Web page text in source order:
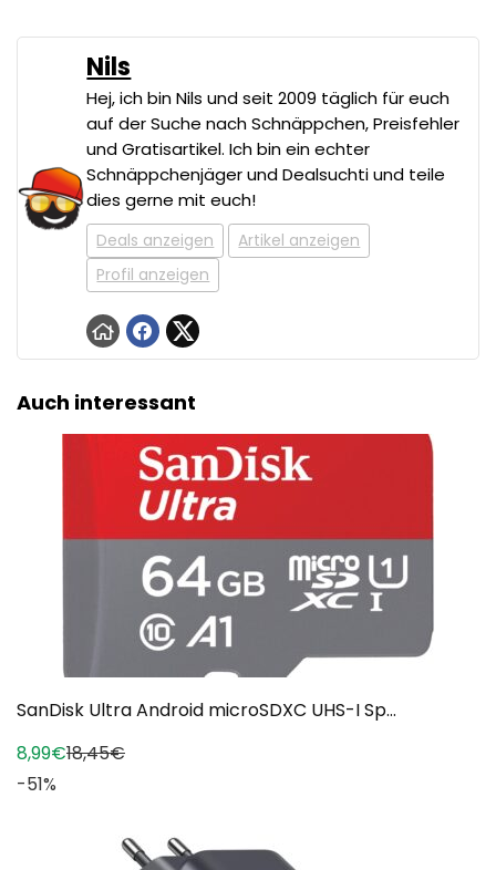
Nils
Hej, ich bin Nils und seit 2009 täglich für euch
auf der Suche nach Schnäppchen, Preisfehler
und Gratisartikel. Ich bin ein echter
Schnäppchenjäger und Dealsuchti und teile
dies gerne mit euch!
Deals anzeigen
Artikel anzeigen
Profil anzeigen
Auch interessant
SanDisk Ultra Android microSDXC UHS-I Sp...
8,99€18,45€
-51%